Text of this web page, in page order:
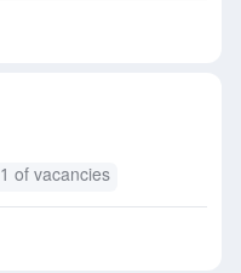
1 of vacancies